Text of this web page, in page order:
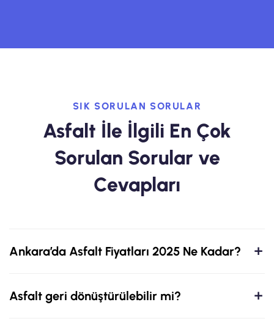
SIK SORULAN SORULAR
Asfalt İle İlgili En Çok
Sorulan Sorular ve
Cevapları
Ankara’da Asfalt Fiyatları 2025 Ne Kadar?
Asfalt geri dönüştürülebilir mi?